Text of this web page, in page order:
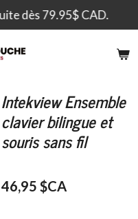
dès 79.95$ CAD.
Intekview Ensemble
clavier bilingue et
souris sans fil
46,95 $CA